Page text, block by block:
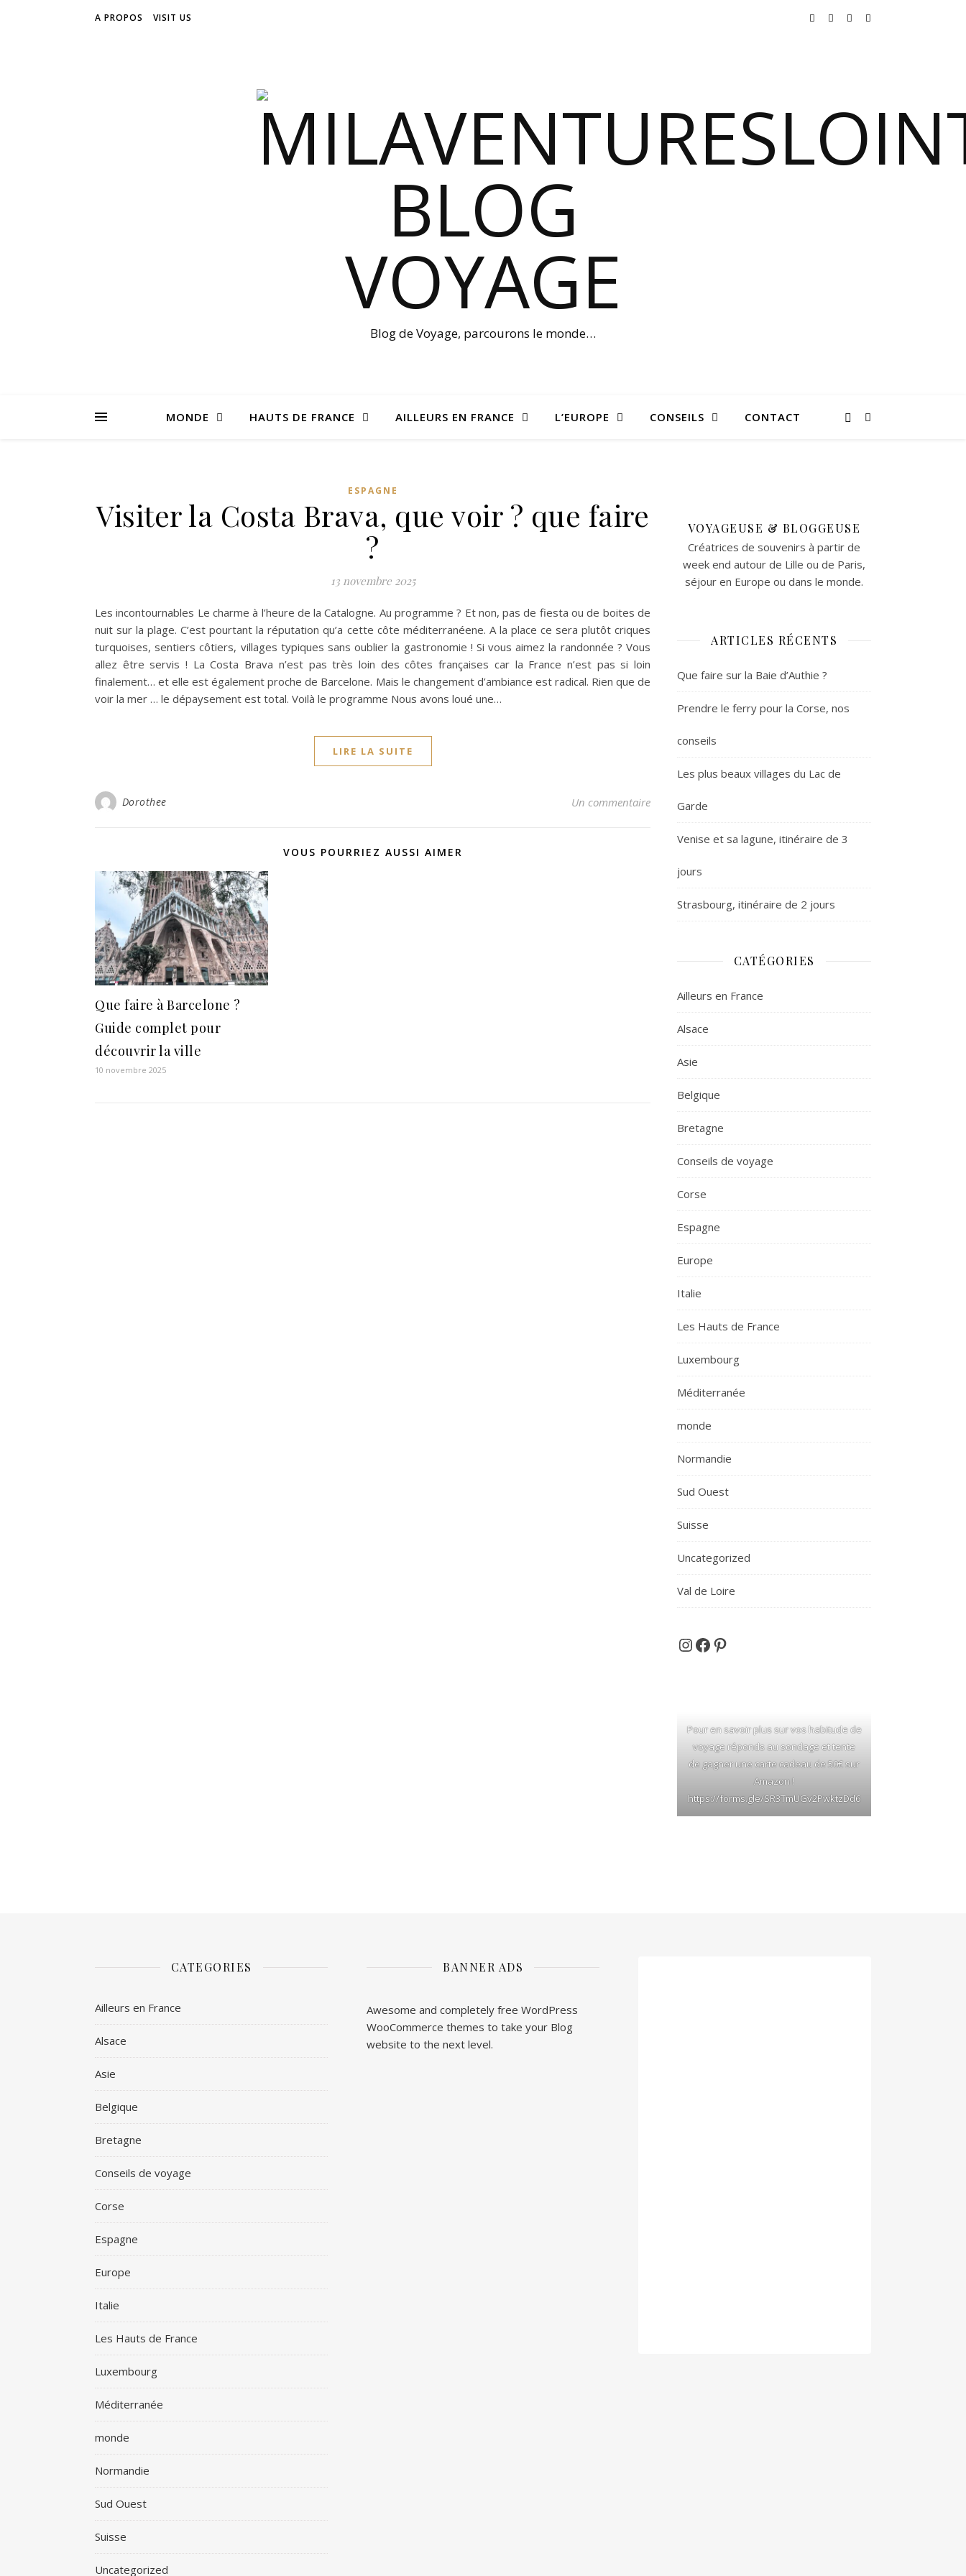
A PROPOS VISIT US
Blog de Voyage, parcourons le monde…
MONDE HAUTS DE FRANCE AILLEURS EN FRANCE L’EUROPE CONSEILS CONTACT
ESPAGNE
Visiter la Costa Brava, que voir ? que faire
?
13 novembre 2025
Les incontournables Le charme à l’heure de la Catalogne. Au programme ? Et non, pas de fiesta ou de boites de
nuit sur la plage. C’est pourtant la réputation qu’a cette côte méditerranéene. A la place ce sera plutôt criques
turquoises, sentiers côtiers, villages typiques sans oublier la gastronomie ! Si vous aimez la randonnée ? Vous
allez être servis ! La Costa Brava n’est pas très loin des côtes françaises car la France n’est pas si loin
finalement… et elle est également proche de Barcelone. Mais le changement d’ambiance est radical. Rien que de
voir la mer … le dépaysement est total. Voilà le programme Nous avons loué une…
LIRE LA SUITE
Dorothee Un commentaire
VOUS POURRIEZ AUSSI AIMER
Que faire à Barcelone ?
Guide complet pour
découvrir la ville
10 novembre 2025
VOYAGEUSE & BLOGGEUSE
Créatrices de souvenirs à partir de
week end autour de Lille ou de Paris,
séjour en Europe ou dans le monde.
ARTICLES RÉCENTS
Que faire sur la Baie d’Authie ?
Prendre le ferry pour la Corse, nos
conseils
Les plus beaux villages du Lac de
Garde
Venise et sa lagune, itinéraire de 3
jours
Strasbourg, itinéraire de 2 jours
CATÉGORIES
Ailleurs en France
Alsace
Asie
Belgique
Bretagne
Conseils de voyage
Corse
Espagne
Europe
Italie
Les Hauts de France
Luxembourg
Méditerranée
monde
Normandie
Sud Ouest
Suisse
Uncategorized
Val de Loire
Et si on partait en voyage ...
Facebook
Pinterest
Pour en savoir plus sur vos habitude de
voyage réponds au sondage et tente
de gagner une carte cadeau de 50€ sur
Amazon !
https://forms.gle/SR3TmUGv2PwktzDd6
CATEGORIES
Ailleurs en France
Alsace
Asie
Belgique
Bretagne
Conseils de voyage
Corse
Espagne
Europe
Italie
Les Hauts de France
Luxembourg
Méditerranée
monde
Normandie
Sud Ouest
Suisse
Uncategorized
BANNER ADS
Awesome and completely free WordPress
WooCommerce themes to take your Blog
website to the next level.